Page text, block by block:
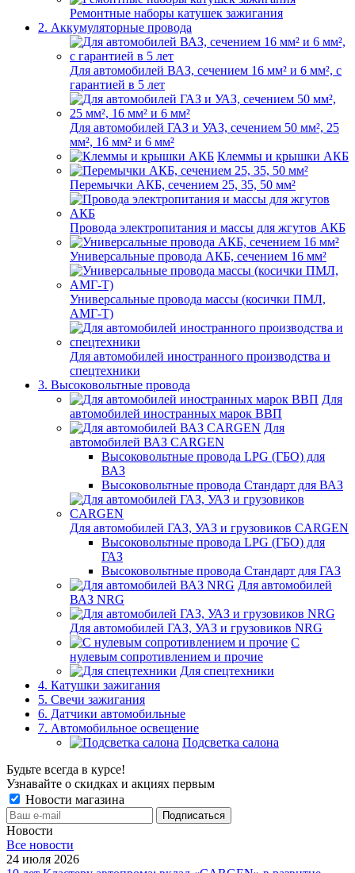
Ремонтные наборы катушек зажигания
2. Аккумуляторные провода
Для автомобилей ВАЗ, сечением 16 мм² и 6 мм², с
гарантией в 5 лет
Для автомобилей ГАЗ и УАЗ, сечением 50 мм², 25
мм², 16 мм² и 6 мм²
Клеммы и крышки АКБ
Перемычки АКБ, сечением 25, 35, 50 мм²
Провода электропитания и массы для жгутов АКБ
Универсальные провода АКБ, сечением 16 мм²
Универсальные провода массы (косички ПМЛ,
АМГ-Т)
Для автомобилей иностранного производства и
спецтехники
3. Высоковольтные провода
Для
автомобилей иностранных марок ВВП
Для
автомобилей ВАЗ CARGEN
Высоковольтные провода LPG (ГБО) для
ВАЗ
Высоковольтные провода Стандарт для ВАЗ
Для автомобилей ГАЗ, УАЗ и грузовиков CARGEN
Высоковольтные провода LPG (ГБО) для
ГАЗ
Высоковольтные провода Стандарт для ГАЗ
Для автомобилей
ВАЗ NRG
Для автомобилей ГАЗ, УАЗ и грузовиков NRG
С
нулевым сопротивлением и прочие
Для спецтехники
4. Катушки зажигания
5. Свечи зажигания
6. Датчики автомобильные
7. Автомобильное освещение
Подсветка салона
Будьте всегда в курсе!
Узнавайте о скидках и акциях первым
Новости магазина
Новости
Все новости
24 июля 2026